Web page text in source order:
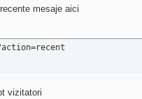
mesaje aici
vizitatori